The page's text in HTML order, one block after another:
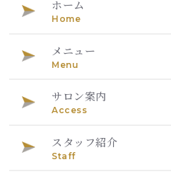
ホーム
Home
メニュー
Menu
サロン案内
Access
スタッフ紹介
Staff